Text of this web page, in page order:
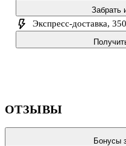
карточки с инструкцией.Забрать
Экспресс-доставка,
ОТЗЫВЫ
Бонусы